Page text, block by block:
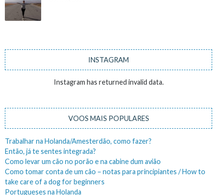
INSTAGRAM
Instagram has returned invalid data.
VOOS MAIS POPULARES
Trabalhar na Holanda/Amesterdão, como fazer?
Então, já te sentes integrada?
Como levar um cão no porão e na cabine dum avião
Como tomar conta de um cão – notas para principiantes / How to
take care of a dog for beginners
Portugueses na Holanda